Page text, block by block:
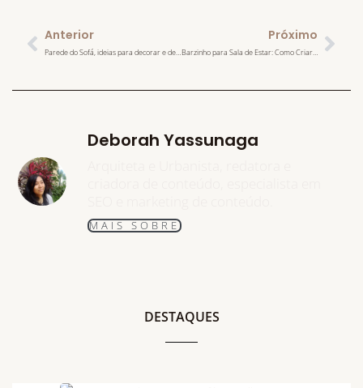
Anterior
Parede do Sofá, ideias para decorar e deixar mais estilosa
Próximo
Barzinho para Sala de Estar: Como Criar um Cantinho Moderno e Aconchegante
Deborah Yassunaga
MAIS SOBRE
DESTAQUES